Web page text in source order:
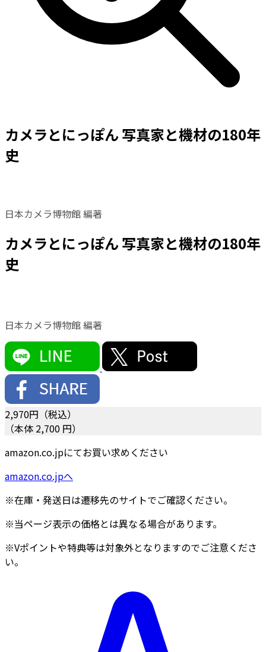
カメラとにっぽん 写真家と機材の180年
史
日本カメラ博物館 編著
カメラとにっぽん 写真家と機材の180年
史
日本カメラ博物館 編著
2,970円（税込）
（本体 2,700 円）
amazon.co.jpにてお買い求めください
amazon.co.jpへ
※在庫・発送日は遷移先のサイトでご確認ください。
※当ページ表示の価格とは異なる場合があります。
※Vポイントや特典等は対象外となりますのでご注意くださ
い。